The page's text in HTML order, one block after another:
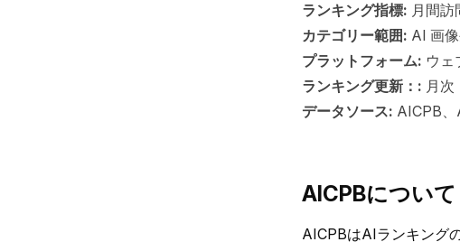
ランキング指標: 月間訪
カテゴリー範囲: AI 画
プラットフォーム: ウェ
ランキング更新：: 月次
データソース: AICPB、
AICPBについて
AICPBはAIランキング